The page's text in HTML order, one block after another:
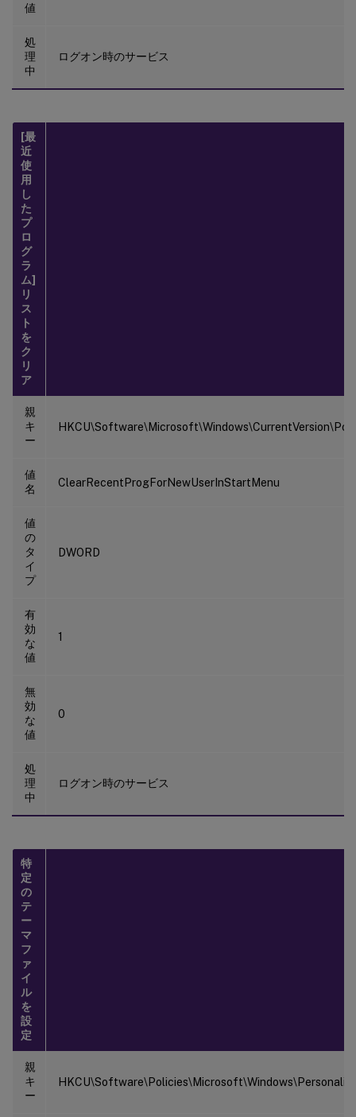
値
処
理
中
ログオン時のサービス
[最
近
使
用
し
た
プ
ロ
グ
ラ
ム]
リ
ス
ト
を
ク
リ
ア
親
キ
ー
値
名
ClearRecentProgForNewUserInStartMenu
値
の
タ
イ
プ
DWORD
有
効
な
値
1
無
効
な
値
0
処
理
中
ログオン時のサービス
特
定
の
テ
ー
マ
フ
ァ
イ
ル
を
設
定
親
キ
ー